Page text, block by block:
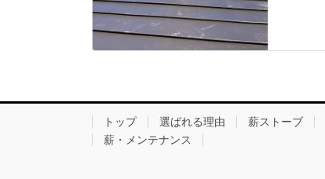
トップ 選ばれる理由 薪ストーブ
薪・メンテナンス